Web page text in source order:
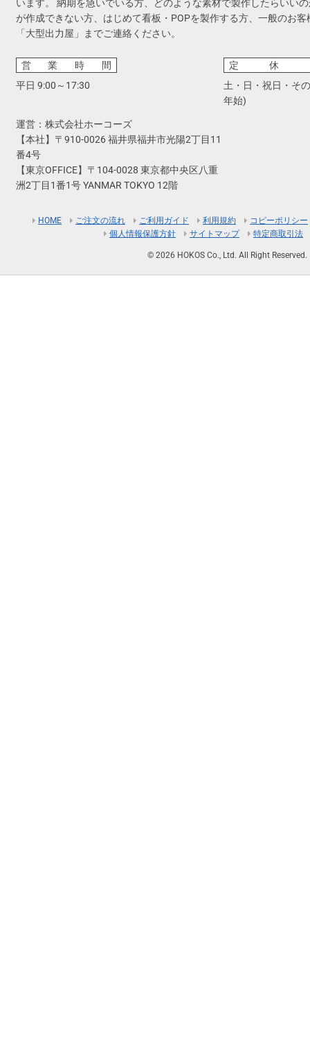
います。 納期を急いでいる方、どのような素材で製作したらいい
が作成できない方、はじめて看板・POPを製作する方、一般のお
「大型出力屋」までご連絡ください。
営業時間
平日 9:00～17:30
定休
土・日・祝日・そ
年始)
運営：株式会社ホーコーズ
【本社】〒910-0026 福井県福井市光陽2丁目11
番4号
【東京OFFICE】〒104-0028 東京都中央区八重
洲2丁目1番1号 YANMAR TOKYO 12階
HOME ご注文の流れ ご利用ガイド 利用規約
コピーポリシー
個人情報保護方針
サイトマップ 特定商取引法
© 2026 HOKOS Co., Ltd. All Right Reserved.